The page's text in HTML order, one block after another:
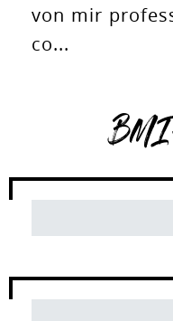
von mir
co...